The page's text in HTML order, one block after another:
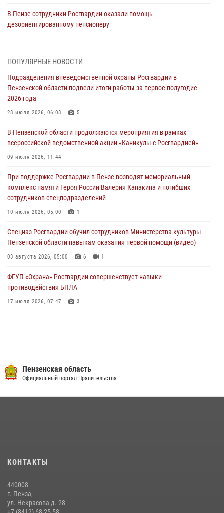
В Пензе сотрудники Росгвардии оказали помощь
дезориентированному пенсионеру
В Пензе при силовой поддержке Росгвардии пресечена
(видео)
В Управлении Росгвардии по Пензенской области подвели итоги
Росгвардия обеспечила безопасность праздничных мероприятий в
03 августа 2026, 07:14 1
В Пензе сотрудники Росгвардии задержали мужчину, который
криками и нецензурной бранью напугал жильцов многоквартирного
03 августа 2026, 05:59
ПОПУЛЯРНЫЕ НОВОСТИ
Подразделения вневедомственной охраны Росгвардии в
Пензенской области подвели итоги работы за первое полугодие
2026 года
28 июля 2026, 06:08 5
В Пензенской области продолжаются мероприятия в рамках
всероссийской ведомственной акции «Каникулы с Росгвардией»
09 июля 2026, 11:44
При поддержке Росгвардии в Пензе возводят мемориальный
комплекс памяти Героя России Валерия Канакина и погибших
сотрудников спецподразделений
10 июля 2026, 05:00 1
Спецназ Росгвардии обучил сотрудников Министерства культуры
Пензенской области навыкам оказания первой помощи (видео)
03 августа 2026, 05:00 6 1
ФГУП «Охрана» Росгвардии совершенствует навыки
противодействия БПЛА
17 июля 2026, 07:47 3
Пензенский спецназ Росгвардии готовит студентов к окружному
этапу «Зарницы 2.0» (видео)
сборов «Гвардеец» с вооружением и техникой Росгвардии
Начальник Управления Росгвардии по Пензенской области Павел
Пучков посетил 55-й Всероссийский Лермонтовский праздник
Пензенская область
Официальный портал Правительства
КОНТАКТЫ
440008
г. Пенза,
ул. Некрасова д. 28